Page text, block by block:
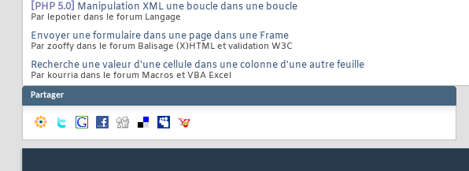
[PHP 5.0] Manipulation XML une boucle dans une boucle
Par lepotier dans le forum Langage
Envoyer une formulaire dans une page dans une Frame
Par zooffy dans le forum Balisage (X)HTML et validation W3C
Recherche une valeur d'une cellule dans une colonne d'une autre feuille
Par kourria dans le forum Macros et VBA Excel
Partager